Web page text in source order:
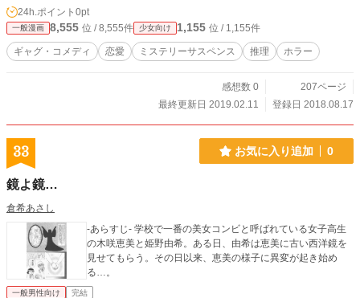
24h.ポイント 0pt
一般漫画 8,555 位 / 8,555件 少女向け 1,155 位 / 1,155件
ギャグ・コメディ 恋愛 ミステリーサスペンス 推理 ホラー
感想数 0
207ページ
最終更新日 2019.02.11
登録日 2018.08.17
33 お気に入り追加 0
鏡よ鏡…
倉希あさし
-あらすじ- 学校で一番の美女コンビと呼ばれている女子高生
の木咲恵美と姫野由希。ある日、由希は恵美に古い西洋鏡を
見せてもらう。その日以来、恵美の様子に異変が起き始め
る…。
一般男性向け 完結